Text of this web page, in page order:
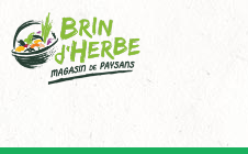
to
content
Panneau de gestion des cookies